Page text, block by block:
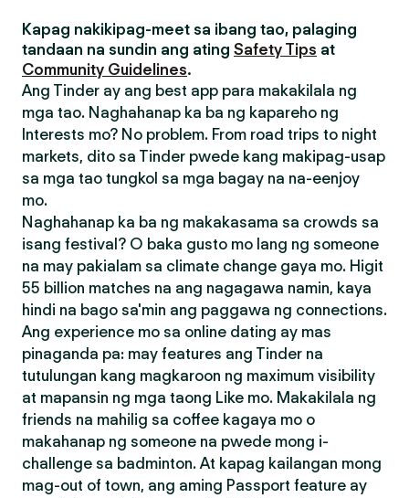
Kapag nakikipag-meet sa ibang tao, palaging
tandaan na sundin ang ating Safety Tips at
Community Guidelines.
Ang Tinder ay ang best app para makakilala ng
mga tao. Naghahanap ka ba ng kapareho ng
Interests mo? No problem. From road trips to night
markets, dito sa Tinder pwede kang makipag-usap
sa mga tao tungkol sa mga bagay na na-eenjoy
mo.
Naghahanap ka ba ng makakasama sa crowds sa
isang festival? O baka gusto mo lang ng someone
na may pakialam sa climate change gaya mo. Higit
55 billion matches na ang nagagawa namin, kaya
hindi na bago sa'min ang paggawa ng connections.
Ang experience mo sa online dating ay mas
pinaganda pa: may features ang Tinder na
tutulungan kang magkaroon ng maximum visibility
at mapansin ng mga taong Like mo. Makakilala ng
friends na mahilig sa coffee kagaya mo o
makahanap ng someone na pwede mong i-
challenge sa badminton. At kapag kailangan mong
mag-out of town, ang aming Passport feature ay